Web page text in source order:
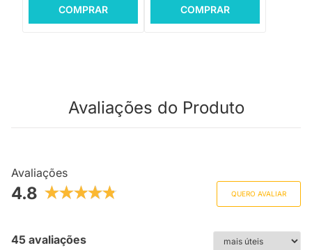
COMPRAR COMPRAR
Avaliações do Produto
Avaliações
4.8 QUERO AVALIAR
45 avaliações